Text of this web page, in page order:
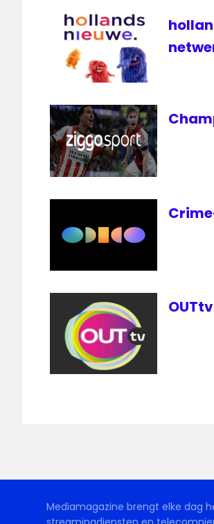
tocht
televisie
Mediamagazine brengt elke dag